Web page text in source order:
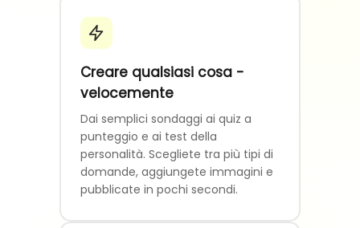
Creare qualsiasi cosa -
velocemente
Dai semplici sondaggi ai quiz a
punteggio e ai test della
personalità. Scegliete tra più tipi di
domande, aggiungete immagini e
pubblicate in pochi secondi.